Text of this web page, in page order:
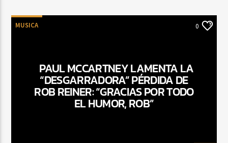
MUSICA 0
PAUL MCCARTNEY LAMENTA LA
“DESGARRADORA” PÉRDIDA DE
ROB REINER: “GRACIAS POR TODO
EL HUMOR, ROB”